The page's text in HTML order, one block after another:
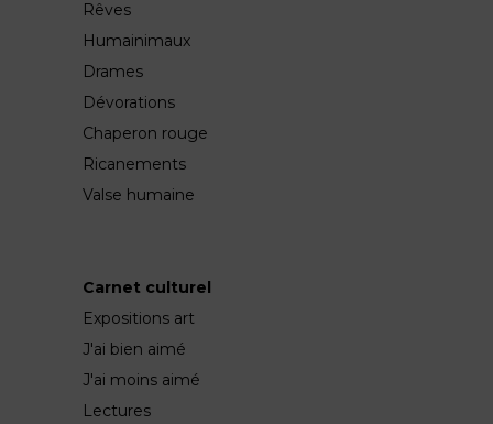
Rêves
Humainimaux
Drames
Dévorations
Chaperon rouge
Ricanements
Valse humaine
Carnet culturel
Expositions art
J'ai bien aimé
J'ai moins aimé
Lectures